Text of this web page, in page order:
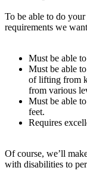
To be able to do
requirements we
Must be able
Must be able
of lifting from
from various
Must be able
feet.
Requires
Of course, we’ll
with disabilities to